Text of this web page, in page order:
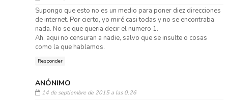
Supongo que esto no es un medio para poner diez direcciones
de internet. Por cierto, yo miré casi todas y no se encontraba
nada. No se que queria decir el numero 1.
Ah, aqui no censuran a nadie, salvo que se insulte o cosas
como la que hablamos.
Responder
ANÓNIMO
14 de septiembre de 2015 a las 0:26